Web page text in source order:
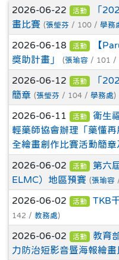
文章列表
2026-06-22 活動
「
畫比賽 (張瑩芬 / 100 / 學務
2026-06-18 活動
【
獎助計畫」
(張瑜容 / 101 /
2026-06-12 活動
「
簡章 (張瑩芬 / 104 / 學務處)
2026-06-11 活動
衛生
輕藥師協會辦理「藥懂
全繪畫創作比賽活動簡章
2026-06-02 活動
第六
ELMC）地區預賽 (張瑜容
2026-06-02 活動 TKB
142 / 教務處)
2026-06-02 活動
教育
力防治短影音暨海報繪畫